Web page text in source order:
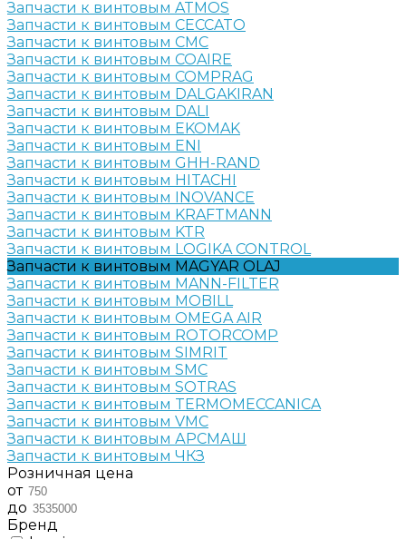
Запчасти к винтовым ATMOS
Запчасти к винтовым CECCATO
Запчасти к винтовым CMC
Запчасти к винтовым COAIRE
Запчасти к винтовым COMPRAG
Запчасти к винтовым DALGAKIRAN
Запчасти к винтовым DALI
Запчасти к винтовым EKOMAK
Запчасти к винтовым ENI
Запчасти к винтовым GHH-RAND
Запчасти к винтовым HITACHI
Запчасти к винтовым INOVANCE
Запчасти к винтовым KRAFTMANN
Запчасти к винтовым KTR
Запчасти к винтовым LOGIKA CONTROL
Запчасти к винтовым MAGYAR OLAJ
Запчасти к винтовым MANN-FILTER
Запчасти к винтовым MOBILL
Запчасти к винтовым OMEGA AIR
Запчасти к винтовым ROTORCOMP
Запчасти к винтовым SIMRIT
Запчасти к винтовым SMC
Запчасти к винтовым SOTRAS
Запчасти к винтовым TERMOMECCANICA
Запчасти к винтовым VMC
Запчасти к винтовым АРСМАШ
Запчасти к винтовым ЧКЗ
Розничная цена
от
до
Бренд